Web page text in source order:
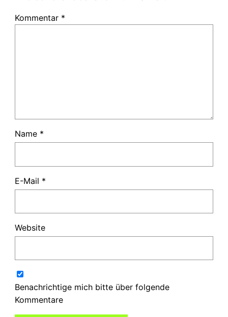
Kommentar *
Name *
E-Mail *
Website
Benachrichtige mich bitte über folgende
Kommentare